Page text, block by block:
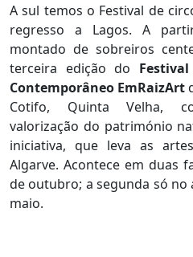
A sul temos o Festival de
regresso a Lagos. A
montado de sobreiros
terceira edição do
Contemporâneo EmRaizArt
Cotifo, Quinta Velha,
valorização do património
iniciativa, que leva as
Algarve. Acontece em duas
de outubro; a segunda só no
maio.